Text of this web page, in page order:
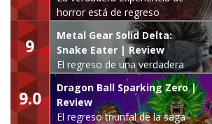
horror está de regreso
9
Metal Gear Solid Delta:
Snake Eater | Review
El regreso de una verdadera
leyenda
9.0
Dragon Ball Sparking Zero |
Review
El regreso triunfal de la saga